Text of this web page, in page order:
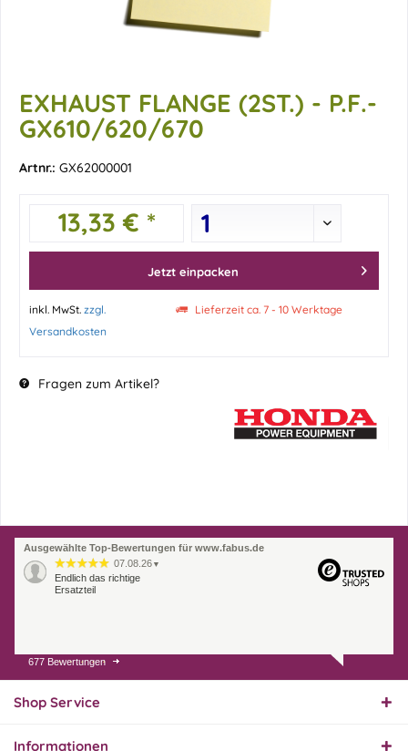
EXHAUST FLANGE (2ST.) - P.F.-
GX610/620/670
Artnr.: GX62000001
13,33 € *
Jetzt einpacken
inkl. MwSt. zzgl.
Versandkosten
Lieferzeit ca. 7 - 10 Werktage
Fragen zum Artikel?
Ausgewählte Top-Bewertungen für www.fabus.de
07.08.26 ▼
Endlich das richtige
Ersatzteil
01.08.26
Innerhalb 2 Tagen Ware
677 Bewertungen
Shop Service
Informationen